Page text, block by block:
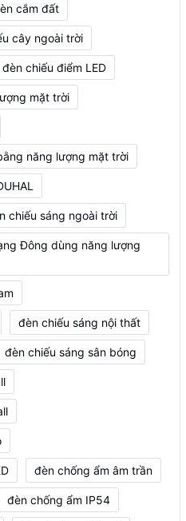
cắm đất
cây ngoài trời
đèn chiếu điểm LED
mặt trời
năng lượng mặt trời
chiếu sáng ngoài trời
Đông dùng năng lượng
đèn chiếu sáng nội thất
đèn chiếu sáng sân bóng
đèn chống ẩm âm trần
đèn chống ẩm IP54